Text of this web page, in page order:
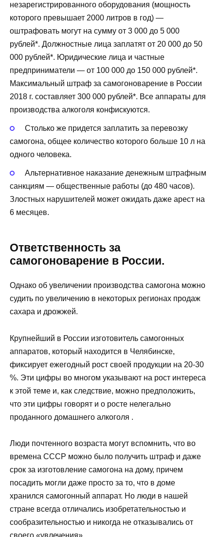
незарегистрированного оборудования (мощность
которого превышает 2000 литров в год) —
оштрафовать могут на сумму от 3 000 до 5 000
рублей*. Должностные лица заплатят от 20 000 до 50
000 рублей*. Юридические лица и частные
предприниматели — от 100 000 до 150 000 рублей*.
Максимальный штраф за самогоноварение в России
2018 г. составляет 300 000 рублей*. Все аппараты для
производства алкоголя конфискуются.
Столько же придется заплатить за перевозку
самогона, общее количество которого больше 10 л на
одного человека.
Альтернативное наказание денежным штрафным
санкциям — общественные работы (до 480 часов).
Злостных нарушителей может ожидать даже арест на
6 месяцев.
Ответственность за
самогоноварение в России.
Однако об увеличении производства самогона можно
судить по увеличению в некоторых регионах продаж
сахара и дрожжей.
Крупнейший в России изготовитель самогонных
аппаратов, который находится в Челябинске,
фиксирует ежегодный рост своей продукции на 20-30
%. Эти цифры во многом указывают на рост интереса
к этой теме и, как следствие, можно предположить,
что эти цифры говорят и о росте нелегально
проданного домашнего алкоголя .
Люди почтенного возраста могут вспомнить, что во
времена СССР можно было получить штраф и даже
срок за изготовление самогона на дому, причем
посадить могли даже просто за то, что в доме
хранился самогонный аппарат. Но люди в нашей
стране всегда отличались изобретательностью и
сообразительностью и никогда не отказывались от
своего «увлечения».